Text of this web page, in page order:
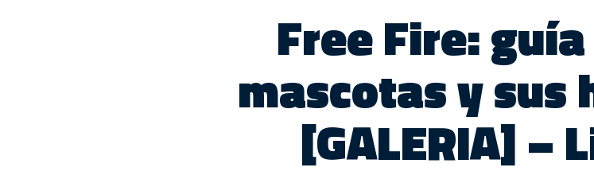
Free Fire:
mascotas y sus
[GALERIA] –